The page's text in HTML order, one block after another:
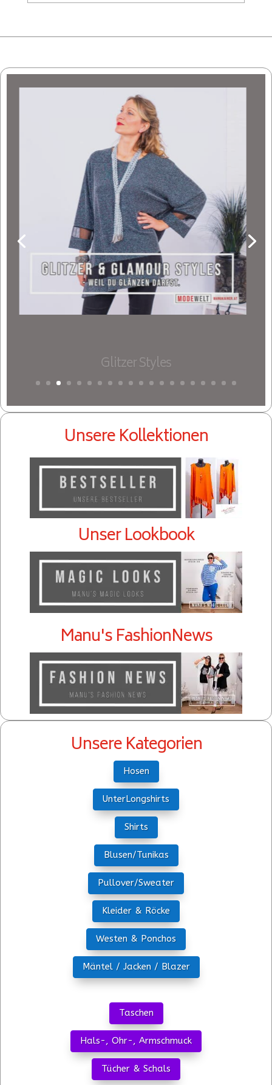
Glitzer Styles
Unsere Kollektionen
Unser Lookbook
Manu's FashionNews
Unsere Kategorien
Hosen
UnterLongshirts
Shirts
Blusen/Tunikas
Pullover/Sweater
Kleider & Röcke
Westen & Ponchos
Mäntel / Jacken / Blazer
Taschen
Hals-, Ohr-, Armschmuck
Tücher & Schals